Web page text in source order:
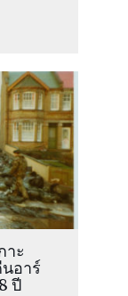
าะ
อาร์
ปี